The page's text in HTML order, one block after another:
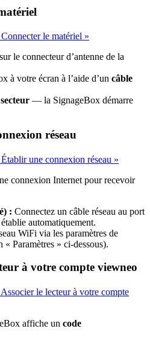
le matériel »
sur le connecteur d’antenne de la
à votre écran à l’aide d’un câble
— la SignageBox démarre
réseau
une connexion réseau »
connexion Internet pour recevoir
: Connectez un câble réseau au port
automatiquement.
WiFi via les paramètres de
Paramètres » ci-dessous).
à votre compte viewneo
le lecteur à votre compte
affiche un code